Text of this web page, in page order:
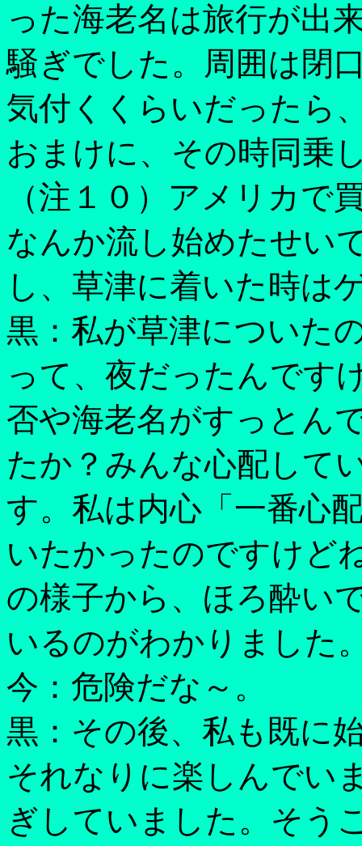
った海老名は旅行が出
騒ぎでした。周囲は閉
気付くくらいだったら
おまけに、その時同乗
（注１０）アメリカで
なんか流し始めたせい
し、草津に着いた時は
黒：私が草津についた
って、夜だったんです
否や海老名がすっとん
たか？みんな心配して
す。私は内心「一番心
いたかったのですけ
の様子から、ほろ酔い
いるのがわかりました
今：危険だな～。
黒：その後、私も既に
それなりに楽しんでい
ぎしていました。そう